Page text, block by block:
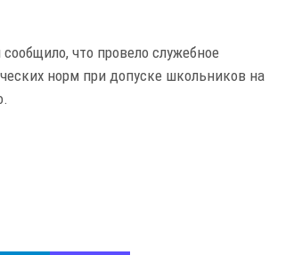
что провело служебное
норм при допуске школьников на